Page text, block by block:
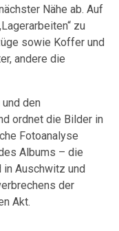
Nähe ab. Auf
zu
sowie Koffer und
andere die
den
ordnet die Bilder in
Fotoanalyse
Albums – die
in Auschwitz und
der
Akt.